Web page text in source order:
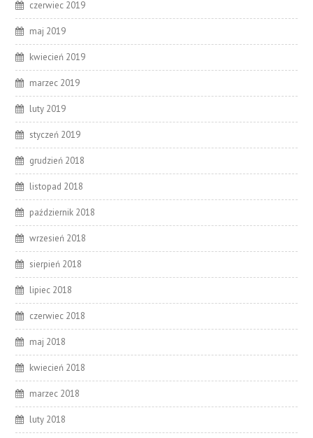
czerwiec 2019
maj 2019
kwiecień 2019
marzec 2019
luty 2019
styczeń 2019
grudzień 2018
listopad 2018
październik 2018
wrzesień 2018
sierpień 2018
lipiec 2018
czerwiec 2018
maj 2018
kwiecień 2018
marzec 2018
luty 2018